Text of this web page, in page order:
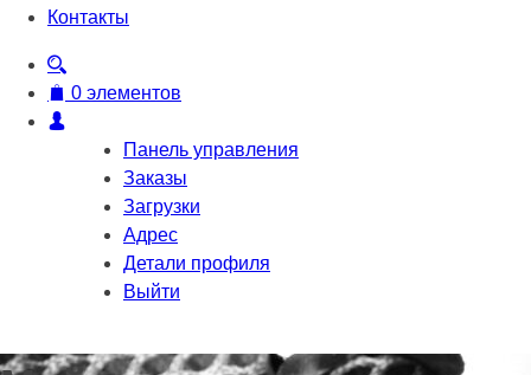
Контакты
0 элементов
Панель управления
Заказы
Загрузки
Адрес
Детали профиля
Выйти